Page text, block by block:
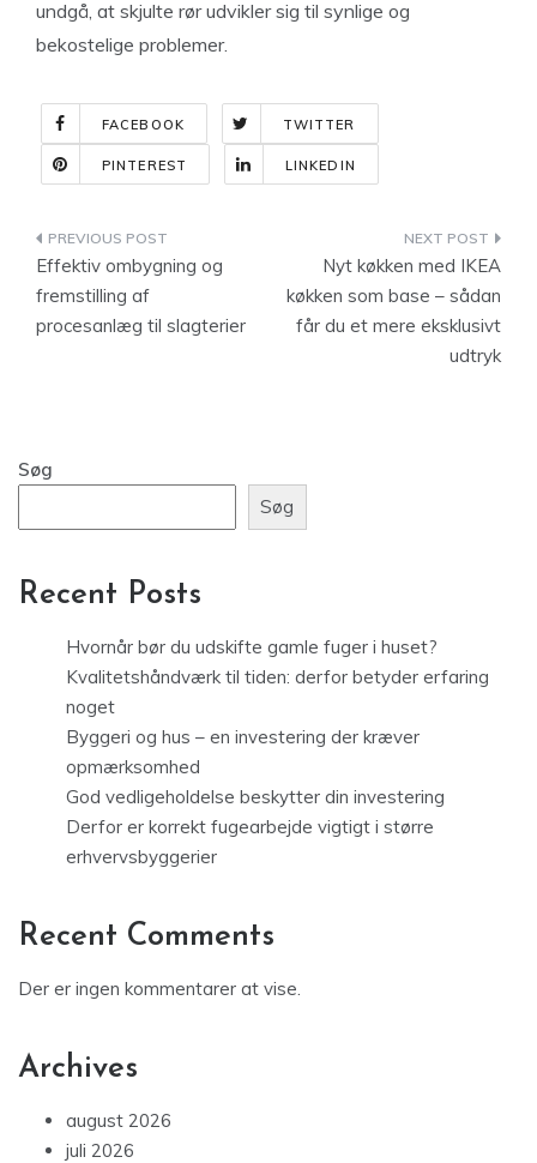
undgå, at skjulte rør udvikler sig til synlige og
bekostelige problemer.
FACEBOOK TWITTER
PINTEREST LINKEDIN
Indlægsnavigation
Effektiv ombygning og
fremstilling af
procesanlæg til slagterier
Nyt køkken med IKEA
køkken som base – sådan
får du et mere eksklusivt
udtryk
Søg
Søg
Recent Posts
Hvornår bør du udskifte gamle fuger i huset?
Kvalitetshåndværk til tiden: derfor betyder erfaring
noget
Byggeri og hus – en investering der kræver
opmærksomhed
God vedligeholdelse beskytter din investering
Derfor er korrekt fugearbejde vigtigt i større
erhvervsbyggerier
Recent Comments
Der er ingen kommentarer at vise.
Archives
august 2026
juli 2026